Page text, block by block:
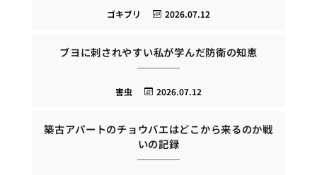
2026.07.12
ゴキブリ
ブヨに刺されやすい私が学んだ防衛の知恵
2026.07.12
害虫
築古アパートのチョウバエはどこから来るのか戦
いの記録